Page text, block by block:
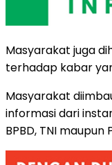
Masyarakat juga
terhadap kabar
Masyarakat
informasi dari
BPBD, TNI maupun